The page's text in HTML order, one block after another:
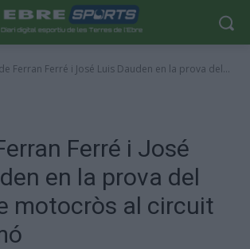
Ferran Ferré i José Luis Dauden en la prova del...
Ferré i José
en la prova del
motocròs al circuit